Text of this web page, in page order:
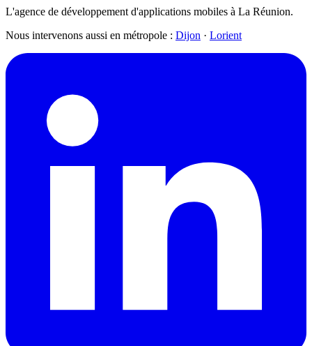
L'agence de développement d'applications mobiles à La Réunion.
Nous intervenons aussi en métropole : Dijon · Lorient